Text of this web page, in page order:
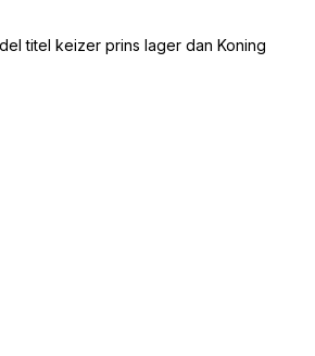
titel keizer prins lager dan Koning